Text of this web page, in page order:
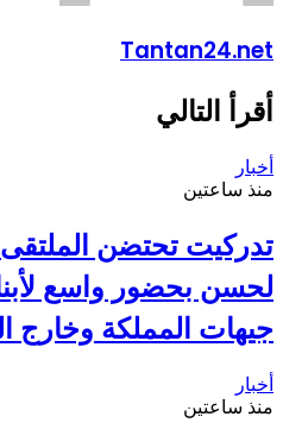
Tantan24.net
أقرأ التالي
أخبار
منذ ساعتين
تدركيت تحتضن
لحسن بحضور واسع
جيهات المملكة وخارج
أخبار
منذ ساعتين